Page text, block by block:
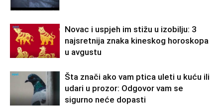
Novac i uspjeh im stižu u izobilju: 3
najsretnija znaka kineskog horoskopa
u avgustu
Šta znači ako vam ptica uleti u kuću ili
udari u prozor: Odgovor vam se
sigurno neće dopasti